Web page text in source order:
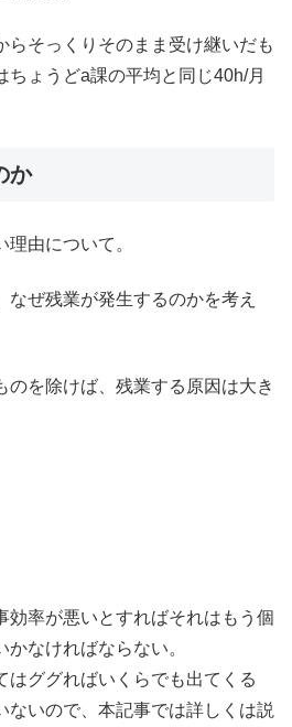
らそっくりそのまま受け継いだも
ちょうどa課の平均と同じ40h/月
か
由について。
なぜ残業が発生するのかを考え
のを除けば、残業する原因は大き
効率が悪いとすればそれはもう個
かなければならない。
はググればいくらでも出てくる
ないので、本記事では詳しくは説